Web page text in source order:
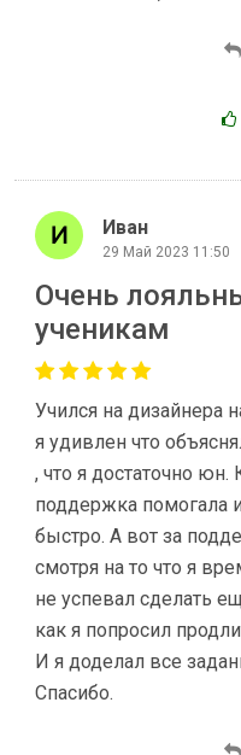
Иван
29 Май 2023 11:50
Очень
ученикам
Учился на дизайнера
я удивлен что
, что я достаточно
поддержка помогала
быстро. А вот за
смотря на то что я
не успевал сделать
как я попросил
И я доделал все
Спасибо.